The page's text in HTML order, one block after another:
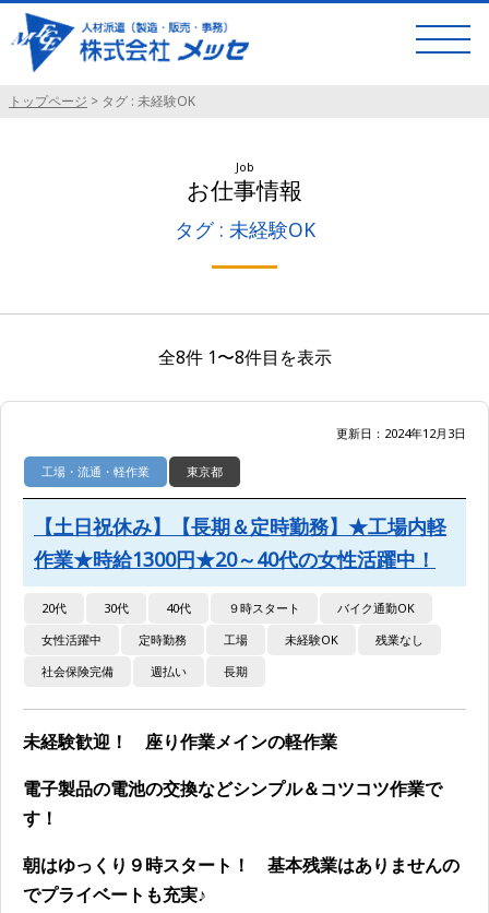
トップページ > タグ : 未経験OK
Job
お仕事情報
タグ : 未経験OK
全8件 1〜8件目を表示
更新日：2024年12月3日
工場・流通・軽作業 東京都
【土日祝休み】【長期＆定時勤務】★工場内軽
作業★時給1300円★20～40代の女性活躍中！
20代 30代 40代 ９時スタート
バイク通勤OK
女性活躍中
定時勤務 工場 未経験OK
残業なし
社会保険完備
週払い 長期
未経験歓迎！ 座り作業メインの軽作業
電子製品の電池の交換などシンプル＆コツコツ作業で
す！
朝はゆっくり９時スタート！ 基本残業はありませんの
でプライベートも充実♪